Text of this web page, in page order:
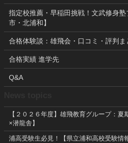
指定校推薦・早稲田挑戦！文武修身
市・北浦和】
合格体験談：雄飛会・口コミ・評判ま
合格実績 進学先
Q&A
【２０２６年度】雄飛教育グループ：
×潜龍舎】
浦高受験生必見！【県立浦和高校受験情